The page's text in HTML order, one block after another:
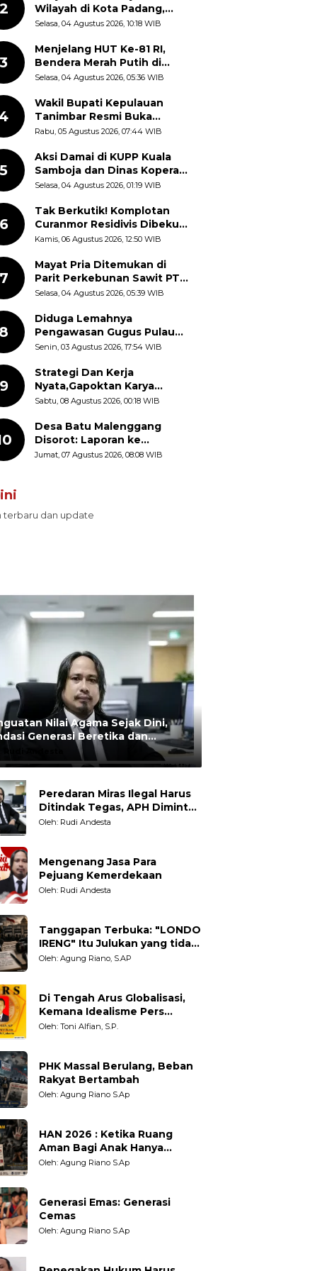
2
Wilayah di Kota Padang,
Proses Evakuasi Warga
Selasa, 04 Agustus 2026, 10:18 WIB
3
Menjelang HUT Ke-81 RI,
Bendera Merah Putih di
Kantor Dinas Kehutanan
Selasa, 04 Agustus 2026, 05:36 WIB
Wakil Bupati Kepulauan
Tanimbar Resmi Buka
Rangkaian Peringatan HUT
Diajak Perkuat Semangat
Nasionalisme
Rabu, 05 Agustus 2026, 07:44 WIB
5
Aksi Damai di KUPP Kuala
Samboja dan Dinas Koperasi
Kukar, Tuntut Keadilan dan
Selasa, 04 Agustus 2026, 01:19 WIB
6
Tak Berkutik! Komplotan
Curanmor Residivis Dibekuk
Polisi, Delapan Aksi
Terungkap
Kamis, 06 Agustus 2026, 12:50 WIB
7
Mayat Pria Ditemukan di
Parit Perkebunan Sawit PT
Hindoli Keluang, Polisi
Selasa, 04 Agustus 2026, 05:39 WIB
8
Diduga Lemahnya
Pengawasan Gugus Pulau
Provinsi Maluku Picu Dugaan
Bale-Bale di Perairan Pulau
Seira
Senin, 03 Agustus 2026, 17:54 WIB
9
Strategi Dan Kerja
Nyata,Gapoktan Karya
Makmur Genjot Produksi
Sabtu, 08 Agustus 2026, 00:18 WIB
Desa Batu Malenggang
Disorot: Laporan ke
Kemendes Ada, Keterangan
Jumat, 07 Agustus 2026, 08:08 WIB
terbaru dan update
Nilai Agama Sejak Dini,
Generasi Beretika dan
Rudi Andesta
Peredaran Miras Ilegal Harus
Ditindak Tegas, APH Diminta
Tegakkan Hukum Tanpa
Oleh: Rudi Andesta
Mengenang Jasa Para
Pejuang Kemerdekaan
Oleh: Rudi Andesta
Tanggapan Terbuka: "LONDO
IRENG" Itu Julukan yang tidak
Adil untuk Wartawan,
Oleh: Agung Riano, S.AP
Di Tengah Arus Globalisasi,
Kemana Idealisme Pers
Berpihak?
Oleh: Toni Alfian, S.P.
PHK Massal Berulang, Beban
Rakyat Bertambah
Oleh: Agung Riano S.Ap
HAN 2026 : Ketika Ruang
Aman Bagi Anak Hanya
Sebatas Angan
Oleh: Agung Riano S.Ap
Generasi Emas: Generasi
Cemas
Oleh: Agung Riano S.Ap